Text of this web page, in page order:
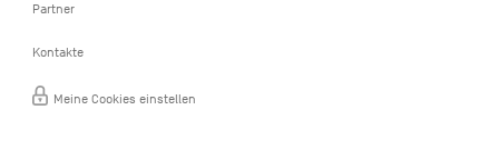
Partner
Kontakte
Meine Cookies einstellen